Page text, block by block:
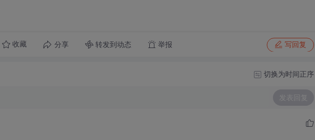
收藏 分享 转发到动态 举报 写回复
切换为时间正序
发表回复